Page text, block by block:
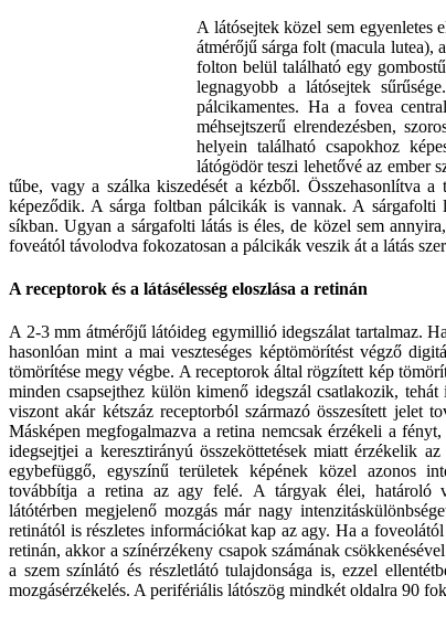
A látósejtek közel sem egyenletes
átmérőjű sárga folt (macula lutea),
folton belül található egy
legnagyobb a látósejtek
pálcikamentes. Ha a fovea
méhsejtszerű elrendezésben,
helyein található csapokhoz
látógödör teszi lehetővé az ember
tűbe, vagy a szálka kiszedését a kézből. Összehasonlítva
képeződik. A sárga foltban pálcikák is vannak. A
síkban. Ugyan a sárgafolti látás is éles, de közel sem
foveától távolodva fokozatosan a pálcikák veszik át a látás
A receptorok és a látásélesség eloszlása a retinán
A 2-3 mm átmérőjű látóideg egymillió idegszálat tartalmaz.
hasonlóan mint a mai veszteséges képtömörítést végző
tömörítése megy végbe. A receptorok által rögzített kép
minden csapsejthez külön kimenő idegszál csatlakozik,
viszont akár kétszáz receptorból származó összesített jelet
Másképen megfogalmazva a retina nemcsak érzékeli a
idegsejtjei a keresztirányú összeköttetések miatt érzékelik
egybefüggő, egyszínű területek képének közel azonos
továbbítja a retina az agy felé. A tárgyak élei, határoló
látótérben megjelenő mozgás már nagy
retinától is részletes információkat kap az agy. Ha a
retinán, akkor a színérzékeny csapok számának
a szem színlátó és részletlátó tulajdonsága is, ezzel
mozgásérzékelés. A perifériális látószög mindkét oldalra 90